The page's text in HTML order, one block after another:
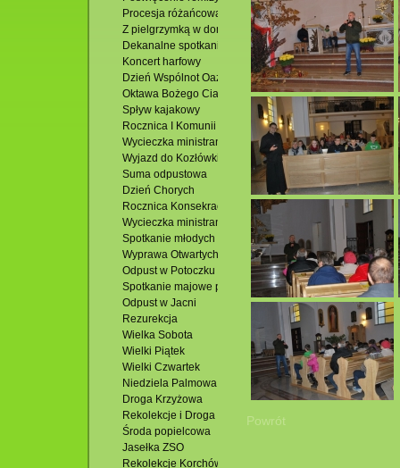
Procesja różańcowa
Z pielgrzymką w domu u Siostry Faustyny
Dekanalne spotkanie młodzieży
Koncert harfowy
Dzień Wspólnot Oaz Rekolekcyjnych
Oktawa Bożego Ciała
Spływ kajakowy
Rocznica I Komunii Św. i Uroczystość Bożego Ciała
Wycieczka ministrantów-Susiec
Wyjazd do Kozłówki
Suma odpustowa
Dzień Chorych
Rocznica Konsekracji Kościoła
Wycieczka ministrantów
Spotkanie młodych dekanatu
Wyprawa Otwartych Oczu
Odpust w Potoczku
Spotkanie majowe przy ognisku
Odpust w Jacni
Rezurekcja
Wielka Sobota
Wielki Piątek
Wielki Czwartek
Niedziela Palmowa
Droga Krzyżowa
Rekolekcje i Droga Krzyżowa
Środa popielcowa
Jasełka ZSO
Rekolekcje Korchów
Powrót